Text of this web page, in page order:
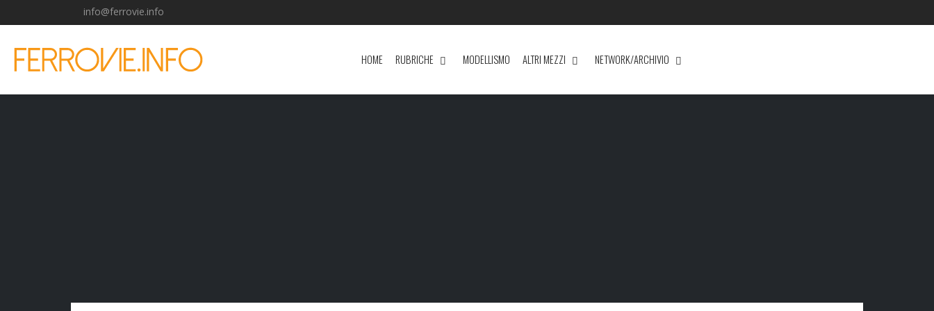
info@ferrovie.info
HOME RUBRICHE MODELLISMO ALTRI MEZZI NETWORK/ARCHIVIO